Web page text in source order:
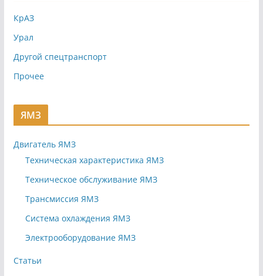
КрАЗ
Урал
Другой спецтранспорт
Прочее
ЯМЗ
Двигатель ЯМЗ
Техническая характеристика ЯМЗ
Техническое обслуживание ЯМЗ
Трансмиссия ЯМЗ
Система охлаждения ЯМЗ
Электрооборудование ЯМЗ
Статьи